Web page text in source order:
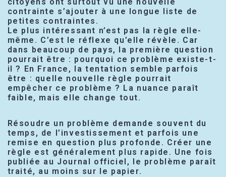
contrainte s’ajouter à une longue liste de
petites contraintes.
Le plus intéressant n’est pas la règle elle-
même. C’est le réflexe qu’elle révèle. Car
dans beaucoup de pays, la première question
pourrait être : pourquoi ce problème existe-t-
il ? En France, la tentation semble parfois
être : quelle nouvelle règle pourrait
empêcher ce problème ? La nuance paraît
faible, mais elle change tout.
Résoudre un problème demande souvent du
temps, de l’investissement et parfois une
remise en question plus profonde. Créer une
règle est généralement plus rapide. Une fois
publiée au Journal officiel, le problème paraît
traité, au moins sur le papier.